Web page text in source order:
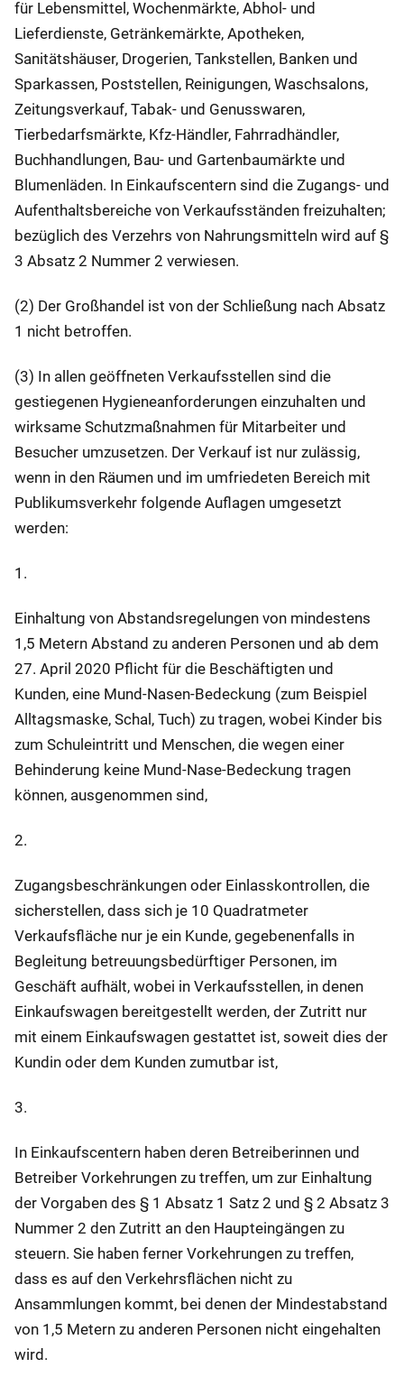
für Lebensmittel, Wochenmärkte, Abhol- und
Lieferdienste, Getränkemärkte, Apotheken,
Sanitätshäuser, Drogerien, Tankstellen, Banken und
Sparkassen, Poststellen, Reinigungen, Waschsalons,
Zeitungsverkauf, Tabak- und Genusswaren,
Tierbedarfsmärkte, Kfz-Händler, Fahrradhändler,
Buchhandlungen, Bau- und Gartenbaumärkte und
Blumenläden. In Einkaufscentern sind die Zugangs- und
Aufenthaltsbereiche von Verkaufsständen freizuhalten;
bezüglich des Verzehrs von Nahrungsmitteln wird auf §
3 Absatz 2 Nummer 2 verwiesen.
(2) Der Großhandel ist von der Schließung nach Absatz
1 nicht betroffen.
(3) In allen geöffneten Verkaufsstellen sind die
gestiegenen Hygieneanforderungen einzuhalten und
wirksame Schutzmaßnahmen für Mitarbeiter und
Besucher umzusetzen. Der Verkauf ist nur zulässig,
wenn in den Räumen und im umfriedeten Bereich mit
Publikumsverkehr folgende Auflagen umgesetzt
werden:
1.
Einhaltung von Abstandsregelungen von mindestens
1,5 Metern Abstand zu anderen Personen und ab dem
27. April 2020 Pflicht für die Beschäftigten und
Kunden, eine Mund-Nasen-Bedeckung (zum Beispiel
Alltagsmaske, Schal, Tuch) zu tragen, wobei Kinder bis
zum Schuleintritt und Menschen, die wegen einer
Behinderung keine Mund-Nase-Bedeckung tragen
können, ausgenommen sind,
2.
Zugangsbeschränkungen oder Einlasskontrollen, die
sicherstellen, dass sich je 10 Quadratmeter
Verkaufsfläche nur je ein Kunde, gegebenenfalls in
Begleitung betreuungsbedürftiger Personen, im
Geschäft aufhält, wobei in Verkaufsstellen, in denen
Einkaufswagen bereitgestellt werden, der Zutritt nur
mit einem Einkaufswagen gestattet ist, soweit dies der
Kundin oder dem Kunden zumutbar ist,
3.
In Einkaufscentern haben deren Betreiberinnen und
Betreiber Vorkehrungen zu treffen, um zur Einhaltung
der Vorgaben des § 1 Absatz 1 Satz 2 und § 2 Absatz 3
Nummer 2 den Zutritt an den Haupteingängen zu
steuern. Sie haben ferner Vorkehrungen zu treffen,
dass es auf den Verkehrsflächen nicht zu
Ansammlungen kommt, bei denen der Mindestabstand
von 1,5 Metern zu anderen Personen nicht eingehalten
wird.